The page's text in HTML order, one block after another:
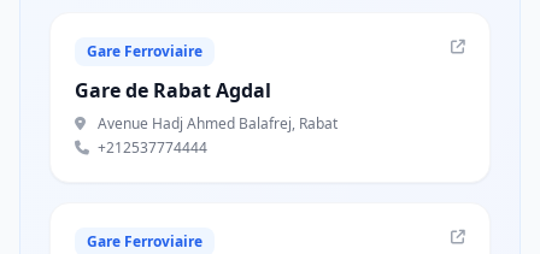
Gare Ferroviaire
Gare de Rabat Agdal
Avenue Hadj Ahmed Balafrej, Rabat
+212537774444
Gare Ferroviaire